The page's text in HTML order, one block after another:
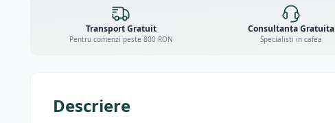
Transport Gratuit
Pentru comenzi peste 800 RON
Consultanta Gratuita
Specialisti in cafea
Descriere